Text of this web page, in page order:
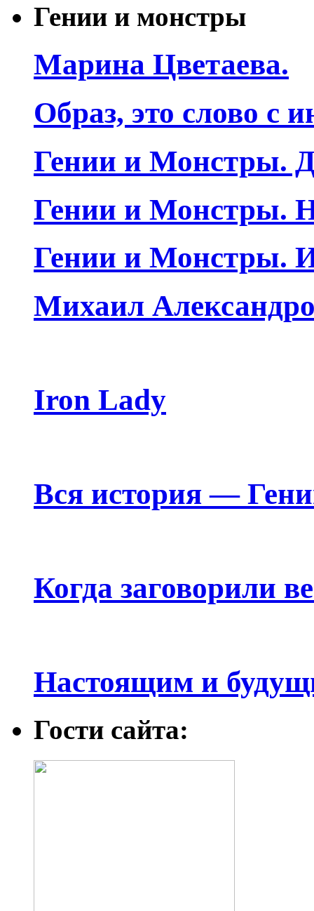
Гении и монстры
Марина Цветаева.
Образ, это слово с
Гении и Монстры.
Гении и Монстры.
Гении и Монстры.
Михаил
Iron Lady
Вся история —
Когда заговорили
Настоящим и
Гости сайта: